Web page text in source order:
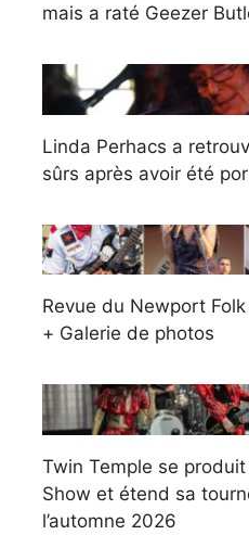
mais a raté Geezer
Linda Perhacs a
sûrs après avoir été
Revue du Newport
+ Galerie de photos
Twin Temple se
Show et étend sa
l’automne 2026